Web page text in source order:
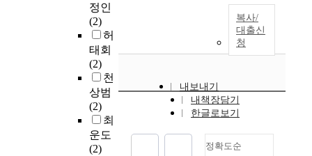
정인
(2)
허
태회
(2)
천
상범
(2)
최
운도
(2)
복사/
대출신
청
내보내기
내책장담기
한글로보기
정확도순